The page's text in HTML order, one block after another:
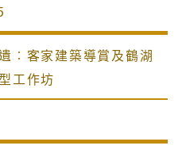
︰客家建築導賞及鶴湖
工作坊